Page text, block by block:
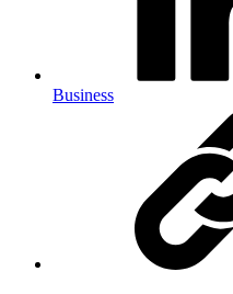
Business